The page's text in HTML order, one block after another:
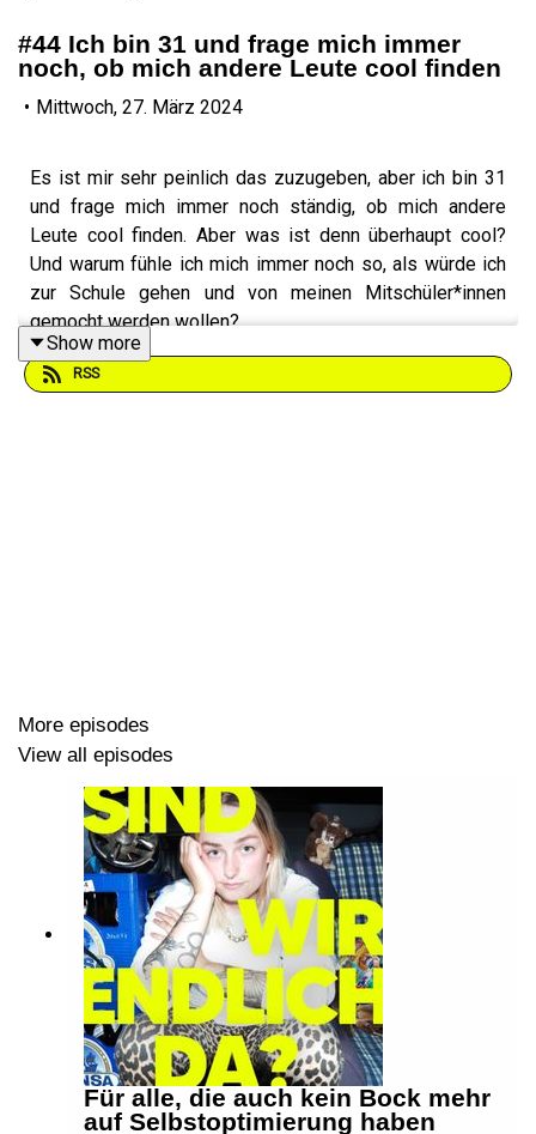
#44 Ich bin 31 und frage mich immer
noch, ob mich andere Leute cool finden
• Mittwoch, 27. März 2024
Es ist mir sehr peinlich das zuzugeben, aber ich bin 31
und frage mich immer noch ständig, ob mich andere
Leute cool finden. Aber was ist denn überhaupt cool?
Und warum fühle ich mich immer noch so, als würde ich
zur Schule gehen und von meinen Mitschüler*innen
gemocht werden wollen?
v=SSCzDykng4g
🎶 Intro & Outro: Konstantin Ihlenfeld
Show more
RSS
More episodes
View all episodes
Für alle, die auch kein Bock mehr
auf Selbstoptimierung haben